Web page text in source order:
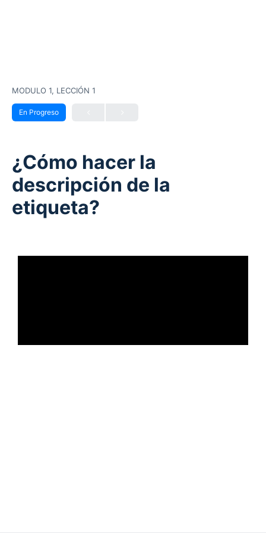
MODULO 1, LECCIÓN 1
En Progreso
¿Cómo hacer la
descripción de la
etiqueta?